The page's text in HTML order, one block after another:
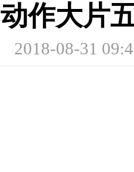
动作大片
2018-08-31